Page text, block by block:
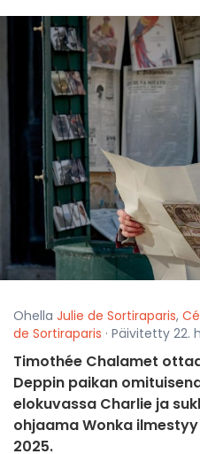
Ohella Julie de Sortiraparis,
de Sortiraparis · Päivitetty 22.
Timothée Chalamet
Deppin paikan
elokuvassa Charlie ja
ohjaama Wonka
2025.